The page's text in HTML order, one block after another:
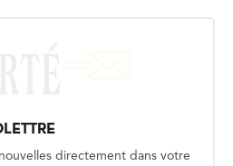
directement dans votre